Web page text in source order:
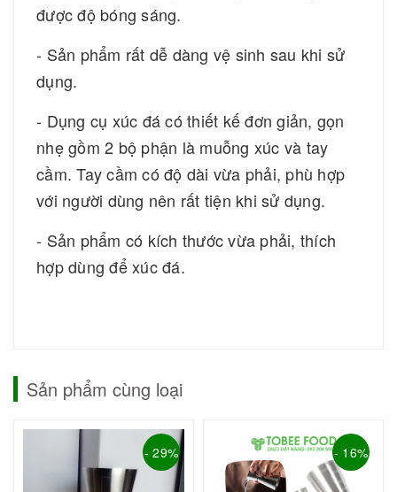
được độ bóng sáng.
- Sản phẩm rất dễ dàng vệ sinh sau khi sử
dụng.
- Dụng cụ xúc đá có thiết kế đơn giản, gọn
nhẹ gồm 2 bộ phận là muỗng xúc và tay
cầm. Tay cầm có độ dài vừa phải, phù hợp
với người dùng nên rất tiện khi sử dụng.
- Sản phẩm có kích thước vừa phải, thích
hợp dùng để xúc đá.
Sản phẩm cùng loại
- 29% - 16%